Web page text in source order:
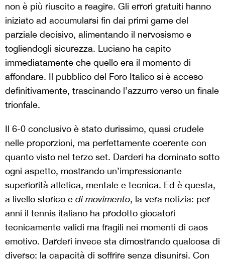
non è più riuscito a reagire. Gli errori gratuiti hanno
iniziato ad accumularsi fin dai primi game del
parziale decisivo, alimentando il nervosismo e
togliendogli sicurezza. Luciano ha capito
immediatamente che quello era il momento di
affondare. Il pubblico del Foro Italico si è acceso
definitivamente, trascinando l’azzurro verso un finale
trionfale.
Il 6-0 conclusivo è stato durissimo, quasi crudele
nelle proporzioni, ma perfettamente coerente con
quanto visto nel terzo set. Darderi ha dominato sotto
ogni aspetto, mostrando un’impressionante
superiorità atletica, mentale e tecnica. Ed è questa,
a livello storico e di movimento, la vera notizia: per
anni il tennis italiano ha prodotto giocatori
tecnicamente validi ma fragili nei momenti di caos
emotivo. Darderi invece sta dimostrando qualcosa di
diverso: la capacità di soffrire senza disunirsi. Con